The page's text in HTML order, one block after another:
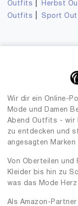
Outfits
Herbst
Outfits
Sport
Wir dir ein Online-
Mode und Damen
Abend Outfits - wir
zu entdecken und
angesagten Marken
Von Oberteilen und
Kleider bis hin zu
was das Mode
Als Amazon-